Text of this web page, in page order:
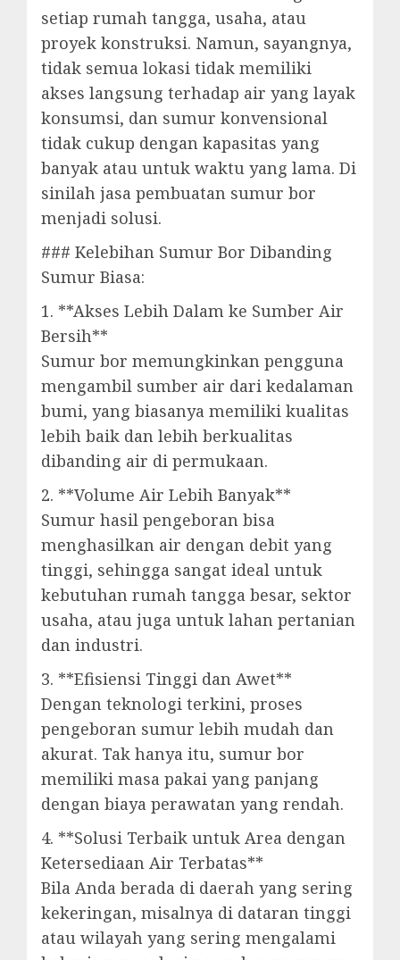
setiap rumah tangga, usaha, atau
proyek konstruksi. Namun, sayangnya,
tidak semua lokasi tidak memiliki
akses langsung terhadap air yang layak
konsumsi, dan sumur konvensional
tidak cukup dengan kapasitas yang
banyak atau untuk waktu yang lama. Di
sinilah jasa pembuatan sumur bor
menjadi solusi.
### Kelebihan Sumur Bor Dibanding
Sumur Biasa:
1. **Akses Lebih Dalam ke Sumber Air
Bersih**
Sumur bor memungkinkan pengguna
mengambil sumber air dari kedalaman
bumi, yang biasanya memiliki kualitas
lebih baik dan lebih berkualitas
dibanding air di permukaan.
2. **Volume Air Lebih Banyak**
Sumur hasil pengeboran bisa
menghasilkan air dengan debit yang
tinggi, sehingga sangat ideal untuk
kebutuhan rumah tangga besar, sektor
usaha, atau juga untuk lahan pertanian
dan industri.
3. **Efisiensi Tinggi dan Awet**
Dengan teknologi terkini, proses
pengeboran sumur lebih mudah dan
akurat. Tak hanya itu, sumur bor
memiliki masa pakai yang panjang
dengan biaya perawatan yang rendah.
4. **Solusi Terbaik untuk Area dengan
Ketersediaan Air Terbatas**
Bila Anda berada di daerah yang sering
kekeringan, misalnya di dataran tinggi
atau wilayah yang sering mengalami